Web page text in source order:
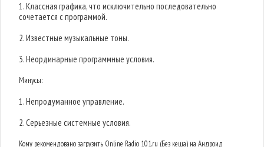
1. Классная графика, что исключительно последовательно
сочетается с программой.
2. Известные музыкальные тоны.
3. Неординарные программные условия.
Минусы:
1. Непродуманное управление.
2. Серьезные системные условия.
Кому рекомендовано загрузить Online Radio 101.ru (Без кеша) на Андроид